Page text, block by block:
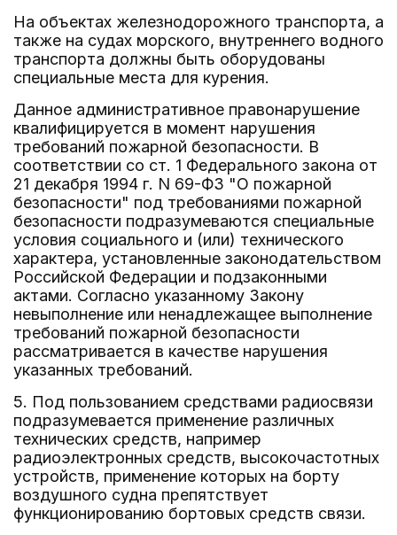
На объектах железнодорожного транспорта, а
также на судах морского, внутреннего водного
транспорта должны быть оборудованы
специальные места для курения.
Данное административное правонарушение
квалифицируется в момент нарушения
требований пожарной безопасности. В
соответствии со ст. 1 Федерального закона от
21 декабря 1994 г. N 69-ФЗ "О пожарной
безопасности" под требованиями пожарной
безопасности подразумеваются специальные
условия социального и (или) технического
характера, установленные законодательством
Российской Федерации и подзаконными
актами. Согласно указанному Закону
невыполнение или ненадлежащее выполнение
требований пожарной безопасности
рассматривается в качестве нарушения
указанных требований.
5. Под пользованием средствами радиосвязи
подразумевается применение различных
технических средств, например
радиоэлектронных средств, высокочастотных
устройств, применение которых на борту
воздушного судна препятствует
функционированию бортовых средств связи.